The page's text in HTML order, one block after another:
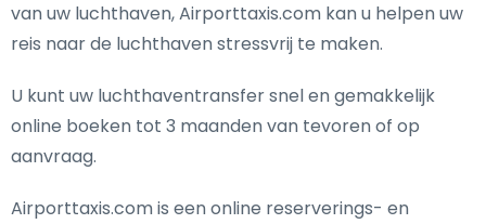
van uw luchthaven, Airporttaxis.com kan u helpen uw
reis naar de luchthaven stressvrij te maken.
U kunt uw luchthaventransfer snel en gemakkelijk
online boeken tot 3 maanden van tevoren of op
aanvraag.
Airporttaxis.com is een online reserverings- en